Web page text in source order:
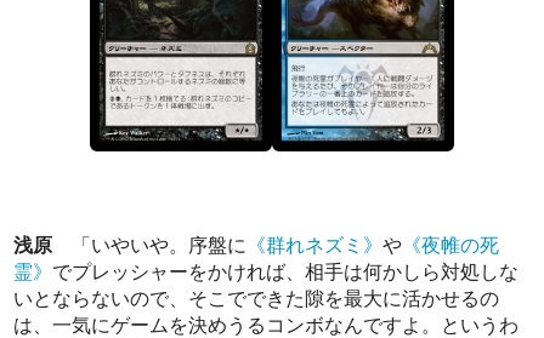
浅原 「いやいや。序盤に 《群れネズミ》や 《夜帷の死
霊》 でプレッシャーをかければ、相手は何かしら対処しな
いとならないので、そこでできた隙を最大に活かせるの
は、一気にゲームを決めうるコンボなんですよ。というわ